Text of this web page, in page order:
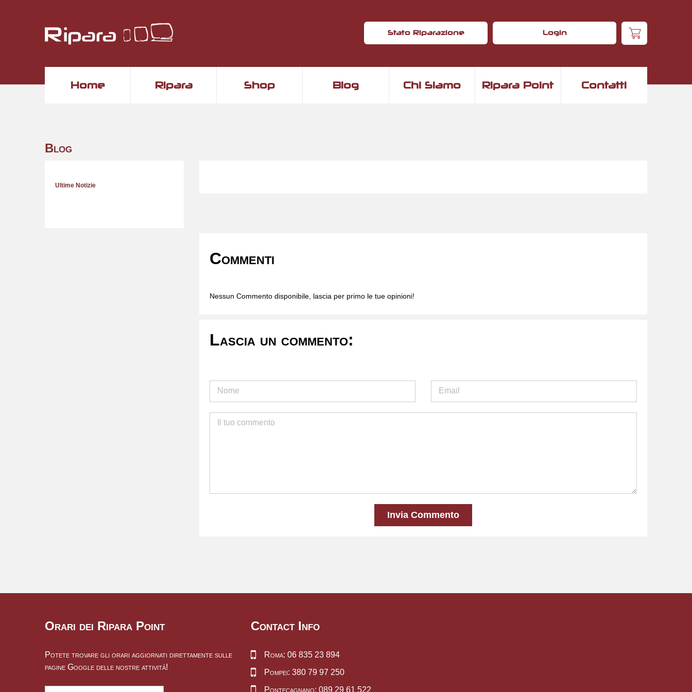
Stato Riparazione Login
Home Ripara Shop Blog Chi Siamo Ripara Point Contatti
Blog
Ultime Notizie
Commenti
Nessun Commento disponibile, lascia per primo le tue opinioni!
Lascia un commento:
Invia Commento
Orari dei Ripara Point
Potete trovare gli orari aggiornati direttamente sulle
pagine Google delle nostre attività!
Contact Info
Roma: 06 835 23 894
Pompei: 380 79 97 250
Pontecagnano: 089 29 61 522